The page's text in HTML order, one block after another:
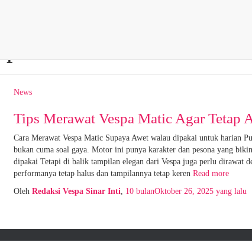
News
Tips Merawat Vespa Matic Agar Tetap
Cara Merawat Vespa Matic Supaya Awet walau dipakai untuk harian
bukan cuma soal gaya. Motor ini punya karakter dan pesona yang
dipakai Tetapi di balik tampilan elegan dari Vespa juga perlu dirawat
performanya tetap halus dan tampilannya tetap kerenRead more
Oleh Redaksi Vespa Sinar Inti, 10 bulanOktober 26, 2025yang lalu